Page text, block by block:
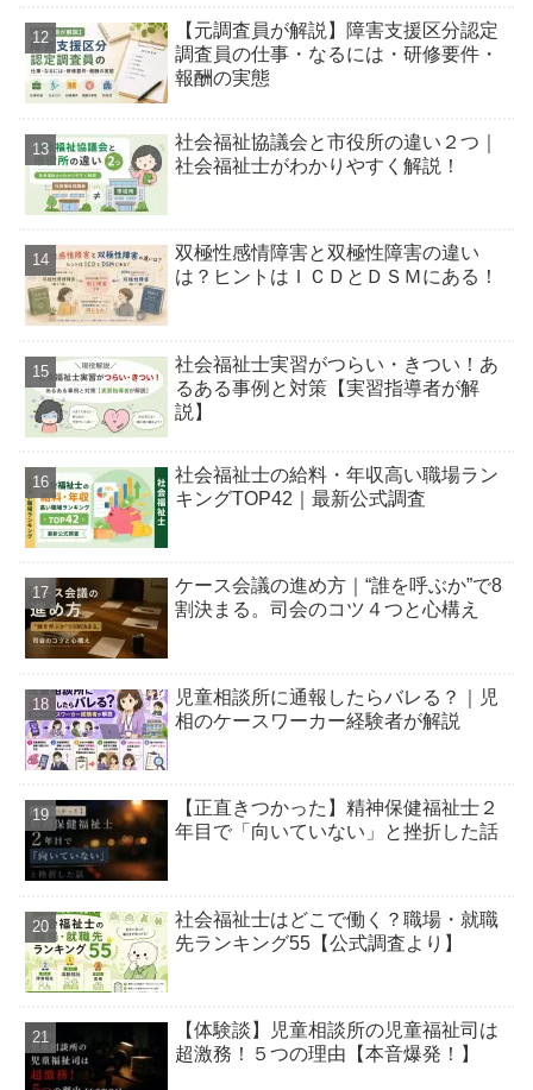
【元調査員が解説】障害支援区分認定
調査員の仕事・なるには・研修要件・
報酬の実態
社会福祉協議会と市役所の違い２つ｜
社会福祉士がわかりやすく解説！
双極性感情障害と双極性障害の違い
は？ヒントはＩＣＤとＤＳＭにある！
社会福祉士実習がつらい・きつい！あ
るある事例と対策【実習指導者が解
説】
社会福祉士の給料・年収高い職場ラン
キングTOP42｜最新公式調査
ケース会議の進め方｜“誰を呼ぶか”で8
割決まる。司会のコツ４つと心構え
児童相談所に通報したらバレる？｜児
相のケースワーカー経験者が解説
【正直きつかった】精神保健福祉士２
年目で「向いていない」と挫折した話
社会福祉士はどこで働く？職場・就職
先ランキング55【公式調査より】
【体験談】児童相談所の児童福祉司は
超激務！５つの理由【本音爆発！】